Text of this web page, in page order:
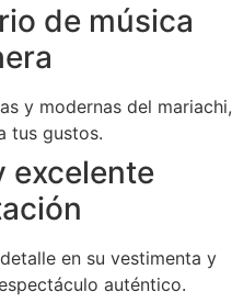
de música
y modernas del mariachi,
tus gustos.
excelente
en su vestimenta y
auténtico.